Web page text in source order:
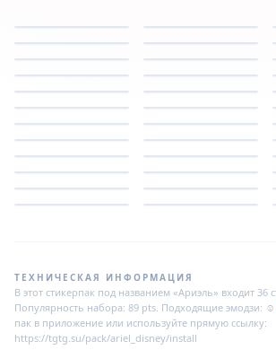
ТЕХНИЧЕСКАЯ ИНФОРМАЦИЯ
В этот стикерпак под названием «Ариэль» входит 36
Популярность набора: 89 pts. Подходящие
пак в приложение или используйте прямую ссылку:
https://tgtg.su/pack/ariel_disney/install